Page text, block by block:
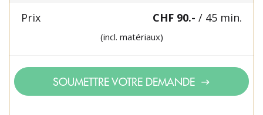
Prix CHF 90.- / 45 min.
(incl. matériaux)
SOUMETTRE VOTRE DEMANDE